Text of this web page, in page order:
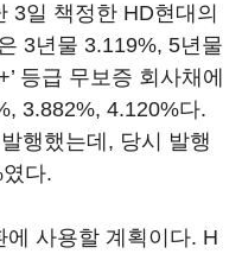
3일 책정한 HD현대의
3년물 3.119%, 5년물
등급 무보증 회사채에
3.882%, 4.120%다.
행했는데, 당시 발행
다.
사용할 계획이다. H